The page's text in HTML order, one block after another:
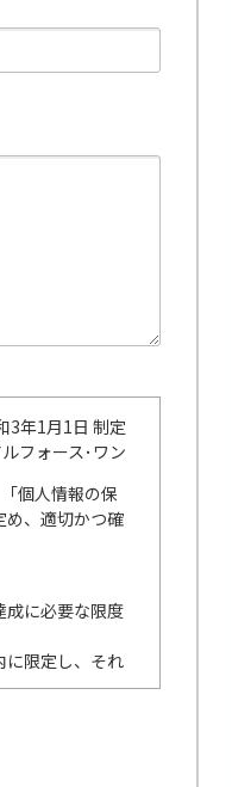
3年1月1日 制定
フォース･ワン
個人情報の保
め、適切かつ確
成に必要な限度
に限定し、それ
用目的の範囲